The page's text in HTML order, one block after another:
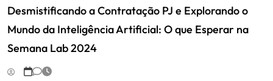
Desmistificando a Contratação PJ e Explorando o
Mundo da Inteligência Artificial: O que Esperar na
Semana Lab 2024